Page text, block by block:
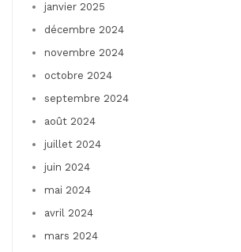
janvier 2025
décembre 2024
novembre 2024
octobre 2024
septembre 2024
août 2024
juillet 2024
juin 2024
mai 2024
avril 2024
mars 2024